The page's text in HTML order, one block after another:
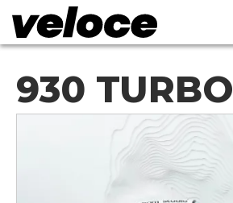
930 TURBO